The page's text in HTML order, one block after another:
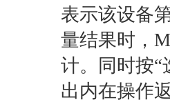
表示该设备
量结果时，
计。同时按“
出内在操作